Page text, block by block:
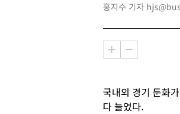
홍지수 기자
국내외 경기 둔화
다 늘었다.